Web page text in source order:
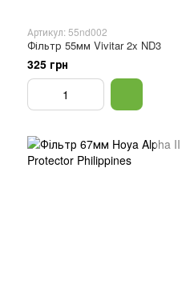
Артикул: 55nd002
Фільтр 55мм Vivitar 2x ND3
325 грн